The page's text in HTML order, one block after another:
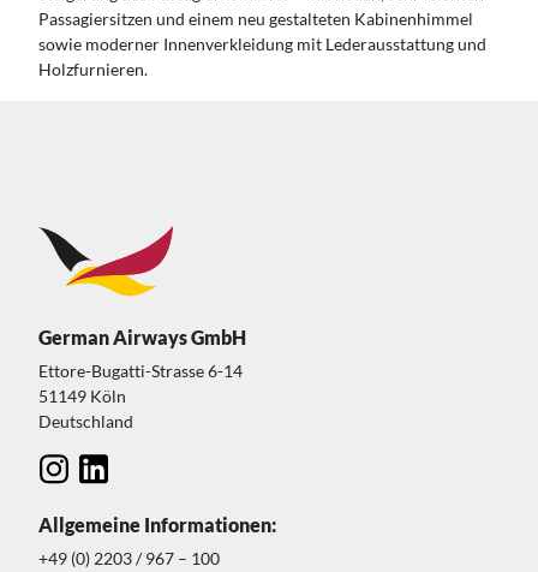
Passagiersitzen und einem neu gestalteten Kabinenhimmel
sowie moderner Innenverkleidung mit Lederausstattung und
Holzfurnieren.
German Airways GmbH
Ettore-Bugatti-Strasse 6-14
51149 Köln
Deutschland
Allgemeine Informationen:
+49 (0) 2203 / 967 – 100